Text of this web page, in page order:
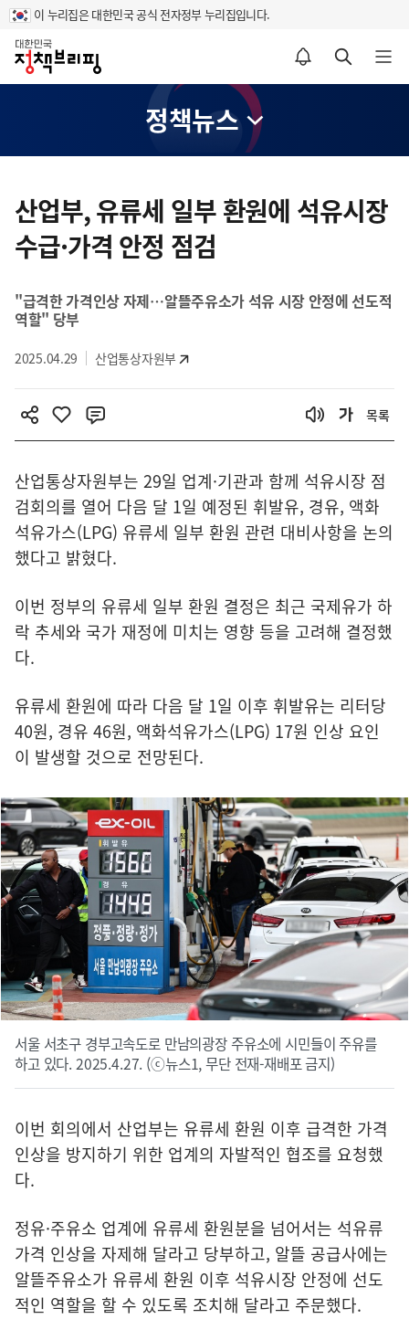
이 누리집은 대한민국 공식 전자정부 누리집입니다.
홈
알림설정 바로가기 검색 바로가기 메뉴 열기
정책뉴스
츠
영
산업부, 유류세 일부 환원에 석유시장
수급·가격 안정 점검
"급격한 가격인상 자제…알뜰주유소가 석유 시장 안정에 선도적
역할" 당부
2025.04.29 산업통상자원부
목록
산업통상자원부는 29일 업계·기관과 함께 석유시장 점
검회의를 열어 다음 달 1일 예정된 휘발유, 경유, 액화
석유가스(LPG) 유류세 일부 환원 관련 대비사항을 논의
했다고 밝혔다.
이번 정부의 유류세 일부 환원 결정은 최근 국제유가 하
락 추세와 국가 재정에 미치는 영향 등을 고려해 결정했
다.
유류세 환원에 따라 다음 달 1일 이후 휘발유는 리터당
40원, 경유 46원, 액화석유가스(LPG) 17원 인상 요인
이 발생할 것으로 전망된다.
서울 서초구 경부고속도로 만남의광장 주유소에 시민들이 주유를
하고 있다. 2025.4.27. (ⓒ뉴스1, 무단 전재-재배포 금지)
이번 회의에서 산업부는 유류세 환원 이후 급격한 가격
인상을 방지하기 위한 업계의 자발적인 협조를 요청했
다.
정유·주유소 업계에 유류세 환원분을 넘어서는 석유류
가격 인상을 자제해 달라고 당부하고, 알뜰 공급사에는
알뜰주유소가 유류세 환원 이후 석유시장 안정에 선도
적인 역할을 할 수 있도록 조치해 달라고 주문했다.